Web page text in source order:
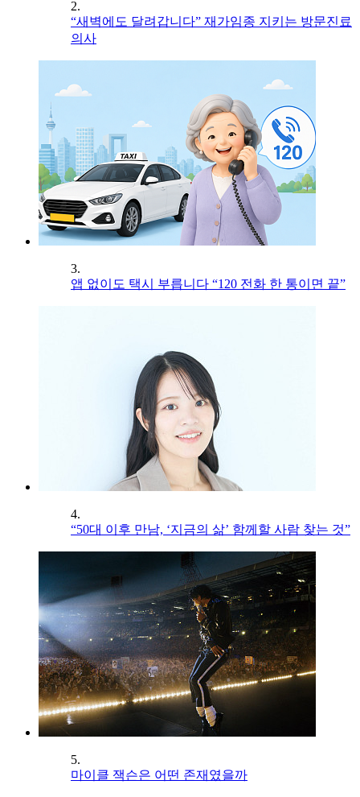
2.
“새벽에도 달려갑니다” 재가임종 지키는 방문진료
의사
3.
앱 없이도 택시 부릅니다 “120 전화 한 통이면 끝”
4.
“50대 이후 만남, ‘지금의 삶’ 함께할 사람 찾는 것”
5.
마이클 잭슨은 어떤 존재였을까